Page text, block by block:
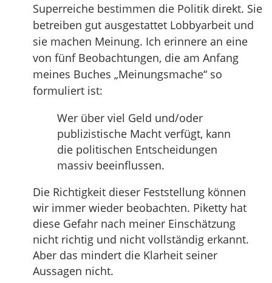
Superreiche bestimmen die Politik direkt. Sie
betreiben gut ausgestattet Lobbyarbeit und
sie machen Meinung. Ich erinnere an eine
von fünf Beobachtungen, die am Anfang
meines Buches „Meinungsmache“ so
formuliert ist:
Wer über viel Geld und/oder
publizistische Macht verfügt, kann
die politischen Entscheidungen
massiv beeinflussen.
Die Richtigkeit dieser Feststellung können
wir immer wieder beobachten. Piketty hat
diese Gefahr nach meiner Einschätzung
nicht richtig und nicht vollständig erkannt.
Aber das mindert die Klarheit seiner
Aussagen nicht.